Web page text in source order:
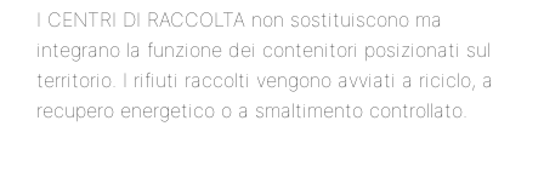
I CENTRI DI RACCOLTA non sostituiscono ma
integrano la funzione dei contenitori posizionati sul
territorio. I rifiuti raccolti vengono avviati a riciclo, a
recupero energetico o a smaltimento controllato.